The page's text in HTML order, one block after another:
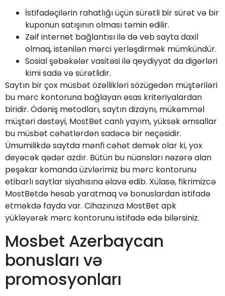
İstifadəçilərin rahatlığı üçün sürətli bir sürət və bir
kuponun satışının olması təmin edilir.
Zəif internet bağlantısı ilə də veb sayta daxil
olmaq, istənilən mərci yerləşdirmək mümkündür.
Sosial şəbəkələr vasitəsi ilə qeydiyyat da digərləri
kimi sadə və sürətlidir.
Saytın bir çox müsbət özəllikləri sözügedən müştəriləri
bu mərc kontoruna bağlayan əsas kriteriyalardan
biridir. Ödəniş metodları, saytın dizaynı, mükəmməl
müştəri dəstəyi, MostBet canlı yayım, yüksək əmsallar
bu müsbət cəhətlərdən sadəcə bir neçəsidir.
Ümumilikdə saytda mənfi cəhət demək olar ki, yox
deyəcək qədər azdır. Bütün bu nüansları nəzərə alan
peşəkar komanda üzvlərimiz bu mərc kontorunu
etibarlı saytlar siyahısına əlavə edib. Xülasə, fikrimizcə
MostBetdə hesab yaratmaq və bonuslardan istifadə
etməkdə fayda var. Cihazınıza MostBet apk
yükləyərək mərc kontorunu istifadə edə bilərsiniz.
Mosbet Azerbaycan
bonusları və
promosyonları